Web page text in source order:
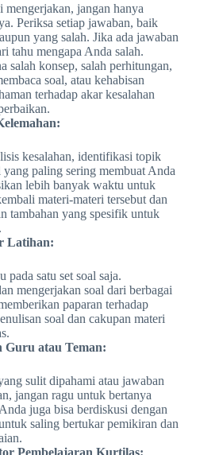
mengerjakan, jangan hanya
Periksa setiap jawaban, baik
yang salah. Jika ada jawaban
tahu mengapa Anda salah.
salah konsep, salah perhitungan,
soal, atau kehabisan
terhadap akar kesalahan
kesalahan, identifikasi topik
yang paling sering membuat Anda
lebih banyak waktu untuk
materi-materi tersebut dan
tambahan yang spesifik untuk
Latihan:
pada satu set soal saja.
mengerjakan soal dari berbagai
paparan terhadap
soal dan cakupan materi
Guru atau Teman:
sulit dipahami atau jawaban
jangan ragu untuk bertanya
juga bisa berdiskusi dengan
saling bertukar pemikiran dan
Pembelajaran Kurtilas: